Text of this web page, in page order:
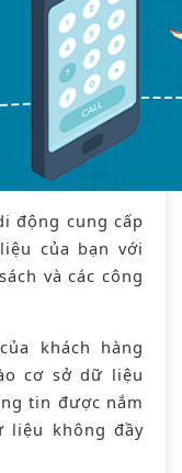
động cung cấp
của bạn với
và các công
khách hàng
cơ sở dữ liệu
tin được nắm
liệu không đầy